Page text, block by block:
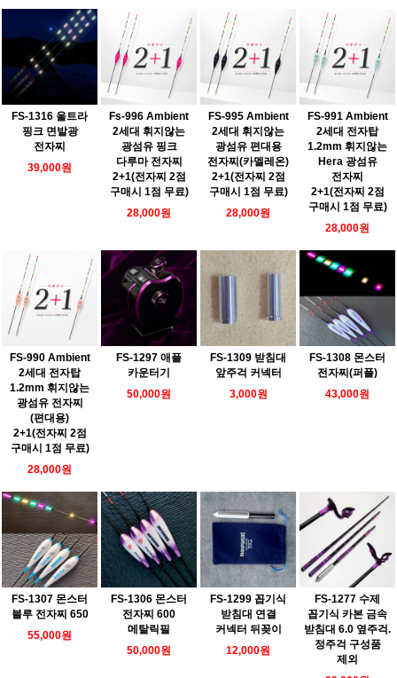
FS-1316 울트라
핑크 면발광
전자찌
39,000원
Fs-996 Ambient
2세대 휘지않는
광섬유 핑크
다루마 전자찌
2+1(전자찌 2점
구매시 1점 무료)
28,000원
FS-995 Ambient
2세대 휘지않는
광섬유 편대용
전자찌(카멜레온)
2+1(전자찌 2점
구매시 1점 무료)
28,000원
FS-991 Ambient
2세대 전자탑
1.2mm 휘지않는
Hera 광섬유
전자찌
2+1(전자찌 2점
구매시 1점 무료)
28,000원
FS-990 Ambient
2세대 전자탑
1.2mm 휘지않는
광섬유 전자찌
(편대용)
2+1(전자찌 2점
구매시 1점 무료)
28,000원
FS-1297 애플
카운터기
50,000원
FS-1309 받침대
앞주걱 커넥터
3,000원
FS-1308 몬스터
전자찌(퍼플)
43,000원
FS-1307 몬스터
블루 전자찌 650
55,000원
FS-1306 몬스터
전자찌 600
메탈릭필
50,000원
FS-1299 꼽기식
받침대 연결
커넥터 뒤꽂이
12,000원
FS-1277 수제
꼽기식 카본 금속
받침대 6.0 옆주걱.
정주걱 구성품
제외